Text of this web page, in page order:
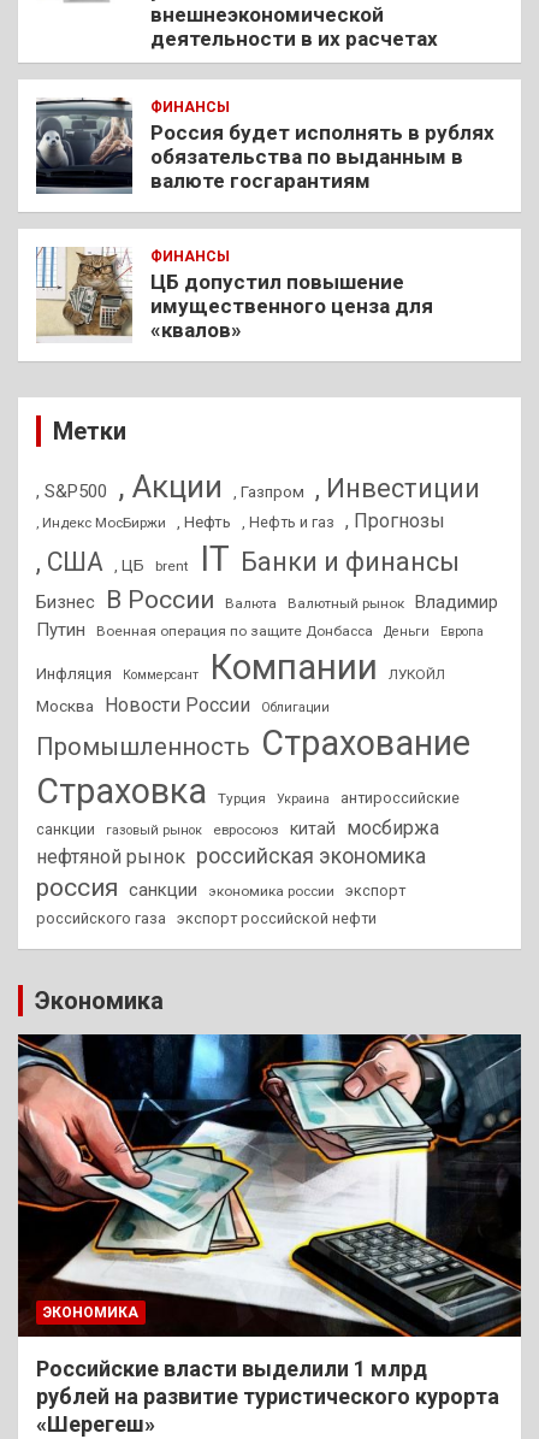
внешнеэкономической
деятельности в их расчетах
ФИНАНСЫ
Россия будет исполнять в рублях
обязательства по выданным в
валюте госгарантиям
ФИНАНСЫ
ЦБ допустил повышение
имущественного ценза для
«квалов»
Метки
, S&P500 , Акции , Газпром , Инвестиции
, Индекс МосБиржи , Нефть , Нефть и газ , Прогнозы
, США , ЦБ brent IT Банки и финансы
Бизнес В России Валюта Валютный рынок
Владимир
Путин
Военная операция по защите Донбасса Деньги Европа
Инфляция Коммерсант Компании ЛУКОЙЛ
Москва Новости России Облигации
Промышленность Страхование
Страховка
Турция Украина
антироссийские
санкции
газовый рынок евросоюз китай
мосбиржа
нефтяной рынок российская экономика
россия санкции экономика россии
экспорт
российского газа
экспорт российской нефти
Экономика
ЭКОНОМИКА
Российские власти выделили 1 млрд
рублей на развитие туристического курорта
«Шерегеш»